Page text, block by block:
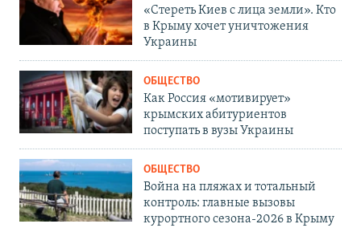
«Стереть Киев с лица земли». Кто
в Крыму хочет уничтожения
Украины
ОБЩЕСТВО
Как Россия «мотивирует»
крымских абитуриентов
поступать в вузы Украины
ОБЩЕСТВО
Война на пляжах и тотальный
контроль: главные вызовы
курортного сезона-2026 в Крыму